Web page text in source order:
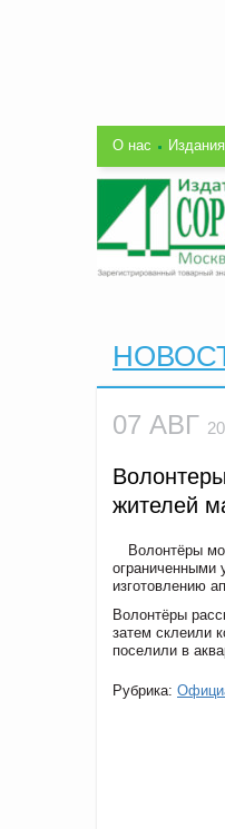
О нас Издания
07 АВГ
жителей
Волонтёры
ограниченными
изготовлению
Волонтёры
затем склеили
поселили в
Рубрика: